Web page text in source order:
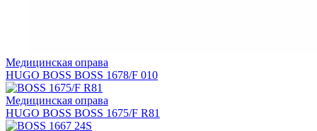
Медицинская оправа
HUGO BOSS BOSS 1678/F 010
Медицинская оправа
HUGO BOSS BOSS 1675/F R81